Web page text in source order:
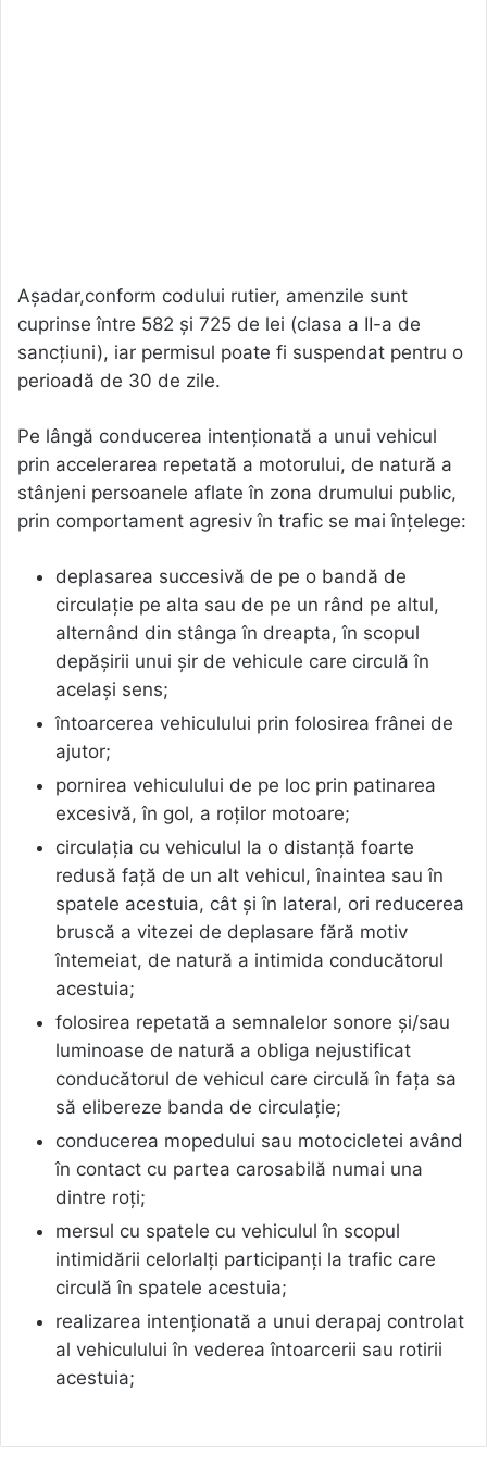
Așadar,conform codului rutier, amenzile sunt
cuprinse între 582 și 725 de lei (clasa a II-a de
sancțiuni), iar permisul poate fi suspendat pentru o
perioadă de 30 de zile.
Pe lângă conducerea intenționată a unui vehicul
prin accelerarea repetată a motorului, de natură a
stânjeni persoanele aflate în zona drumului public,
prin comportament agresiv în trafic se mai înțelege:
deplasarea succesivă de pe o bandă de
circulație pe alta sau de pe un rând pe altul,
alternând din stânga în dreapta, în scopul
depășirii unui șir de vehicule care circulă în
același sens;
întoarcerea vehiculului prin folosirea frânei de
ajutor;
pornirea vehiculului de pe loc prin patinarea
excesivă, în gol, a roților motoare;
circulația cu vehiculul la o distanță foarte
redusă față de un alt vehicul, înaintea sau în
spatele acestuia, cât și în lateral, ori reducerea
bruscă a vitezei de deplasare fără motiv
întemeiat, de natură a intimida conducătorul
acestuia;
folosirea repetată a semnalelor sonore și/sau
luminoase de natură a obliga nejustificat
conducătorul de vehicul care circulă în fața sa
să elibereze banda de circulație;
conducerea mopedului sau motocicletei având
în contact cu partea carosabilă numai una
dintre roți;
mersul cu spatele cu vehiculul în scopul
intimidării celorlalți participanți la trafic care
circulă în spatele acestuia;
realizarea intenționată a unui derapaj controlat
al vehiculului în vederea întoarcerii sau rotirii
acestuia;